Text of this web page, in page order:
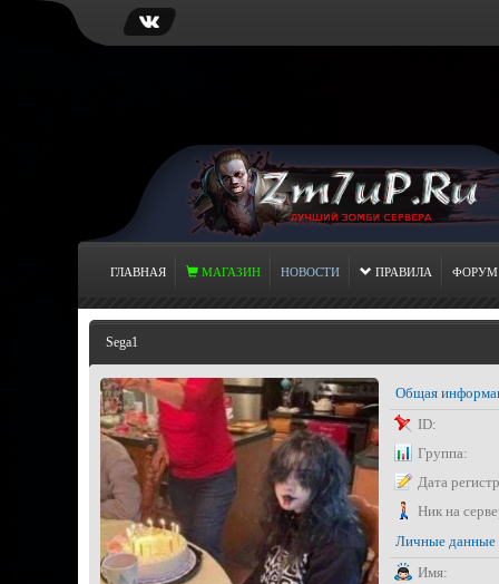
ГЛАВНАЯ МАГАЗИН НОВОСТИ ПРАВИЛА ФОРУМ
Sega1
Общая
ID:
Группа:
Дата
Ник на
Личные данные
Имя: